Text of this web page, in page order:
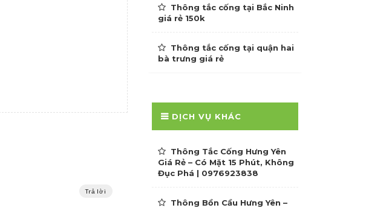
Trả lời
Thông tắc cống tại Bắc Ninh
giá rẻ 150k
Thông tắc cống tại quận hai
bà trưng giá rẻ
DỊCH VỤ KHÁC
Thông Tắc Cống Hưng Yên
Giá Rẻ – Có Mặt 15 Phút, Không
Đục Phá | 0976923838
Thông Bồn Cầu Hưng Yên –